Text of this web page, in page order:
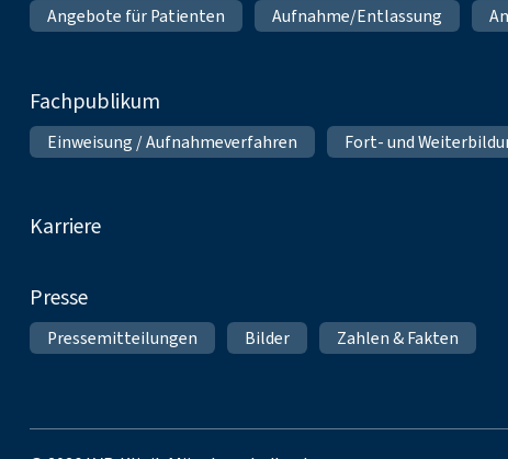
Angebote für Patienten Aufnahme/Entlassung
Fachpublikum
Einweisung / Aufnahmeverfahren Fort- und
Karriere
Presse
Pressemitteilungen Bilder Zahlen & Fakten